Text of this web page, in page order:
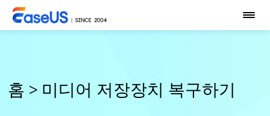
홈 > 미디어 저장장치 복구하기